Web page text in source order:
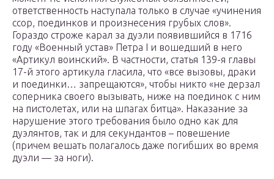
ответственность наступала только в случае «учинения
ссор, поединков и произнесения грубых слов».
Гораздо строже карал за дуэли появившийся в 1716
году «Военный устав» Петра I и вошедший в него
«Артикул воинский». В частности, статья 139-я главы
17-й этого артикула гласила, что «все вызовы, драки
и поединки… запрещаются», чтобы никто «не дерзал
соперника своего вызывать, ниже на поединок с ним
на пистолетах, или на шпагах битца». Наказание за
нарушение этого требования было одно как для
дуэлянтов, так и для секундантов – повешение
(причем вешать полагалось даже погибших во время
дуэли — за ноги).